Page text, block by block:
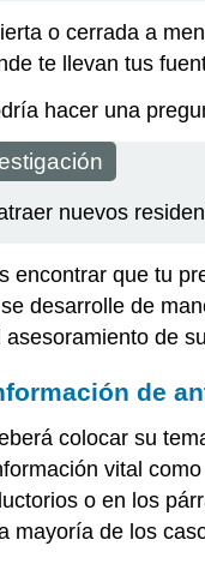
o cerrada a
te llevan tus
hacer una
nuevos
encontrar que tu
desarrolle de
de
de
colocar su
vital
o en los
mayoría de los